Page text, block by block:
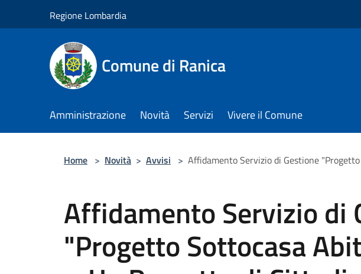
Regione Lombardia
Comune di Ranica
Amministrazione Novità Servizi Vivere il Comune
Home > Novità > Avvisi > Affidamento Servizio di Gestione
Affidamento Servizio di
"Progetto Sottocasa